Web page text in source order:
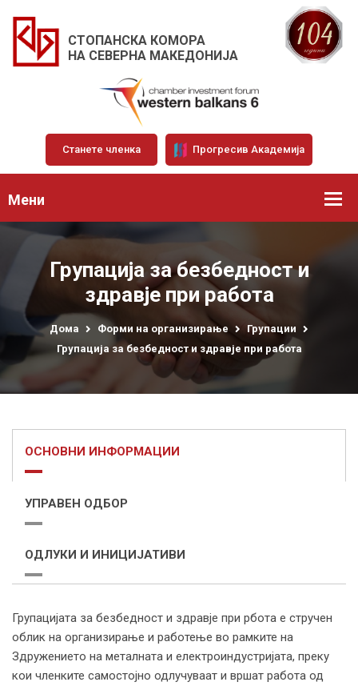
СТОПАНСКА КОМОРА
НА СЕВЕРНА МАКЕДОНИЈА
Станете членка Прогресив Академија
Мени
Групација за безбедност и
здравје при работа
Дома Форми на организирање
Групации
Групација за безбедност и здравје при работа
ОСНОВНИ ИНФОРМАЦИИ
УПРАВЕН ОДБОР
ОДЛУКИ И ИНИЦИЈАТИВИ
Групацијата за безбедност и здравје при рбота е стручен
облик на организирање и работење во рамките на
Здружението на металната и електроиндустријата, преку
кои членките самостојно одлучуваат и вршат работа од